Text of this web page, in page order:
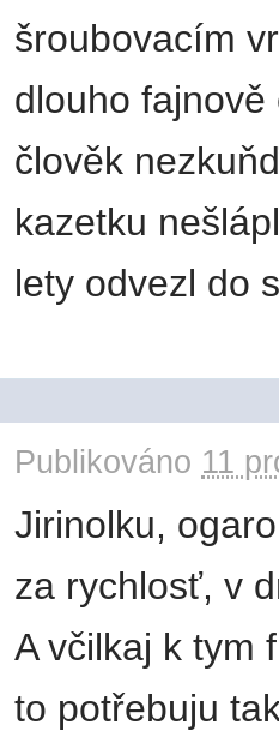
šroubovacím
dlouho
člověk
kazetku
lety odvezl do
Publikováno 11
Jirinolku,
za rychlosť, v
A včilkaj k tym
to potřebuju